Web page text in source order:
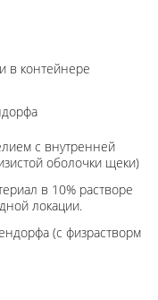
в контейнере
с внутренней
оболочки щеки)
в 10% растворе
локации.
(с физрастворм